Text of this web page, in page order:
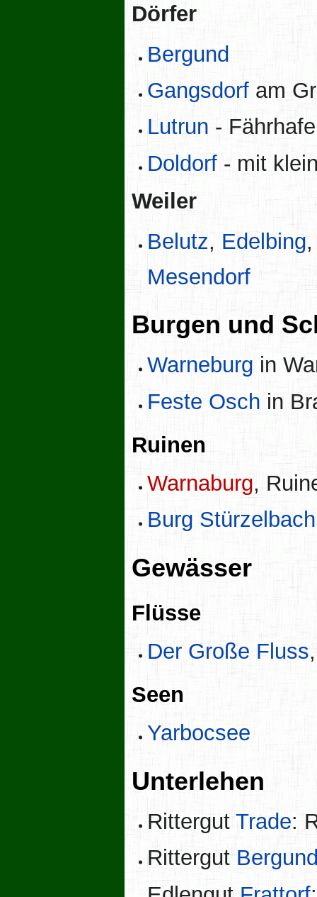
Dörfer
Bergund
Gangsdorf am
Lutrun -
Doldorf - mit
Weiler
Belutz, Edelbing
Mesendorf
Burgen und
Warneburg in
Feste Osch in
Ruinen
Warnaburg,
Burg Stürzelbach
Gewässer
Flüsse
Der Große Fluss
Seen
Yarbocsee
Unterlehen
RittergutTrade:
Rittergut